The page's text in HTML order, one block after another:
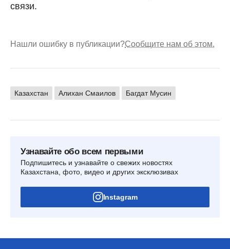
связи.
Нашли ошибку в публикации?Сообщите нам об этом.
Казахстан Алихан Смаилов Багдат Мусин
Узнавайте обо всем первыми
Подпишитесь и узнавайте о свежих новостях
Казахстана, фото, видео и других эксклюзивах
Instagram